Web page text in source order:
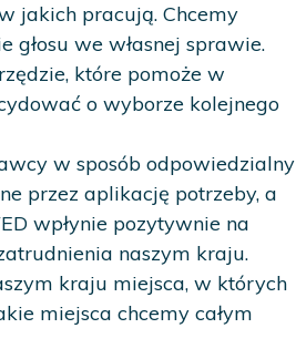
jakich pracują. Chcemy
głosu we własnej sprawie.
które pomoże w
o wyborze kolejnego
w sposób odpowiedzialny
przez aplikację potrzeby, a
wpłynie pozytywnie na
naszym kraju.
kraju miejsca, w których
miejsca chcemy całym